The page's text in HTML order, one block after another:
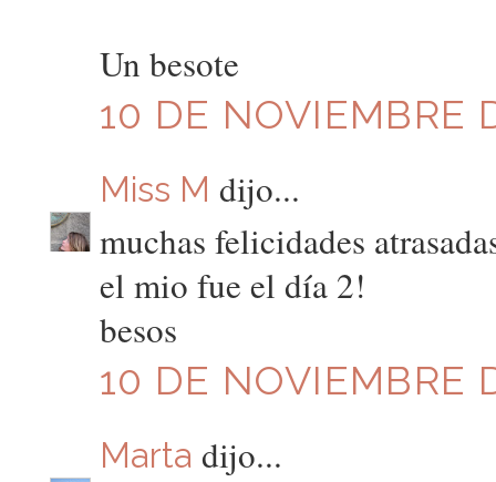
Un besote
10 DE NOVIEMBRE
Miss M dijo...
muchas felicidades
el mio fue el día 2!
besos
10 DE NOVIEMBRE
Marta dijo...